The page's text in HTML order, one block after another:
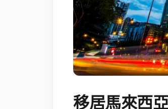
移居馬來西